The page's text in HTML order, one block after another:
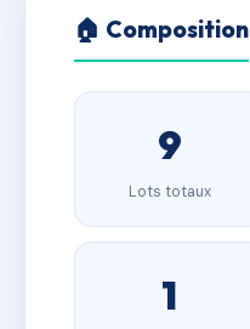
🏠 Composition
9
Lots totaux
1